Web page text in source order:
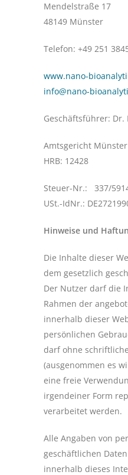
Mendelstraße 17
48149 Münster
Telefon: +49 251
www.nano-
info@nano-
Geschäftsführer: Dr.
Amtsgericht Münster
HRB: 12428
Steuer-Nr.: 337/
USt.-IdNr.:
Hinweise und
Die Inhalte dieser
dem gesetzlich
Der Nutzer darf die
Rahmen der
innerhalb dieser
persönlichen
darf ohne
(ausgenommen es
eine freie
irgendeiner Form
verarbeitet werden.
Alle Angaben von
geschäftlichen
innerhalb dieses